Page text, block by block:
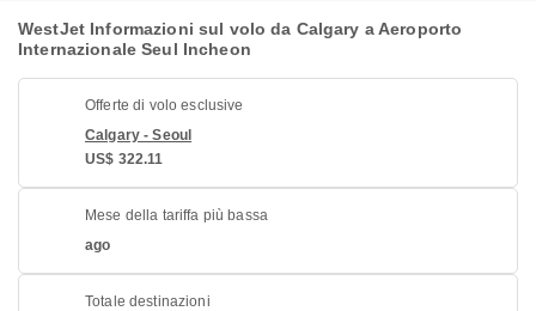
WestJet Informazioni sul volo da Calgary a Aeroporto
Internazionale Seul Incheon
Offerte di volo esclusive
Calgary - Seoul
US$ 322.11
Mese della tariffa più bassa
ago
Totale destinazioni